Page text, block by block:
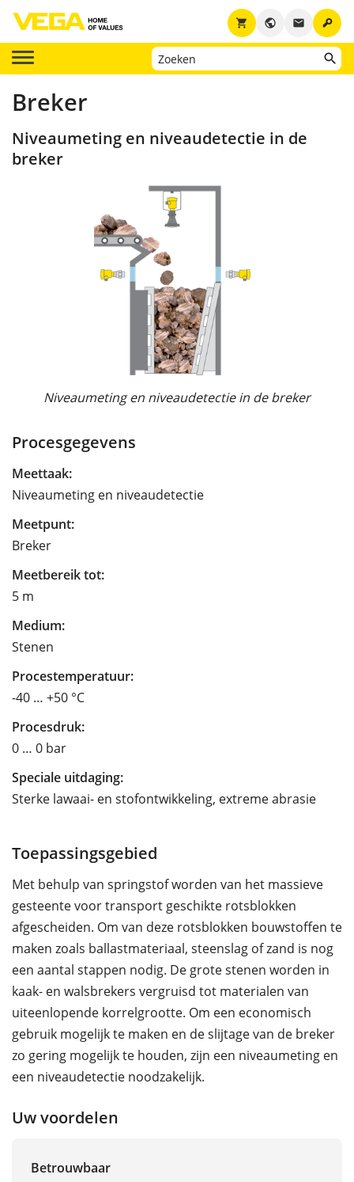
key
email
public
shopping_cart
Breker
Niveaumeting en niveaudetectie in de
breker
Niveaumeting en niveaudetectie in de breker
Procesgegevens
Meettaak:
Niveaumeting en niveaudetectie
Meetpunt:
Breker
Meetbereik tot:
5 m
Medium:
Stenen
Procestemperatuur:
-40 … +50 °C
Procesdruk:
0 … 0 bar
Speciale uitdaging:
Sterke lawaai- en stofontwikkeling, extreme abrasie
Toepassingsgebied
Met behulp van springstof worden van het massieve
gesteente voor transport geschikte rotsblokken
afgescheiden. Om van deze rotsblokken bouwstoffen te
maken zoals ballastmateriaal, steenslag of zand is nog
een aantal stappen nodig. De grote stenen worden in
kaak- en walsbrekers vergruisd tot materialen van
uiteenlopende korrelgrootte. Om een economisch
gebruik mogelijk te maken en de slijtage van de breker
zo gering mogelijk te houden, zijn een niveaumeting en
een niveaudetectie noodzakelijk.
Uw voordelen
Betrouwbaar